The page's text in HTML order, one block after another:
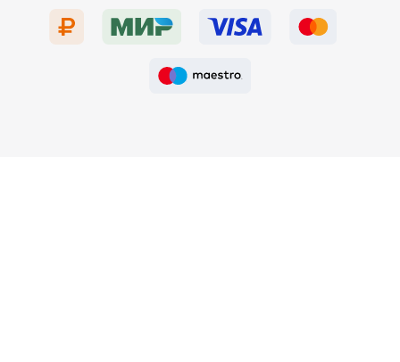
11 500
Подробнее